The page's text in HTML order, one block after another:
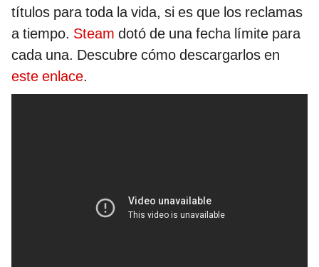
títulos para toda la vida, si es que los reclamas
a tiempo. Steam dotó de una fecha límite para
cada una. Descubre cómo descargarlos en
este enlace.